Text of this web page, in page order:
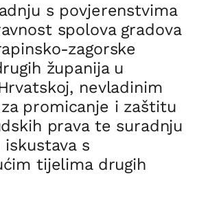
s povjerenstvima
spolova gradova
zagorske
županija u
nevladinim
promicanje i zaštitu
prava te suradnju
s
tijelima drugih